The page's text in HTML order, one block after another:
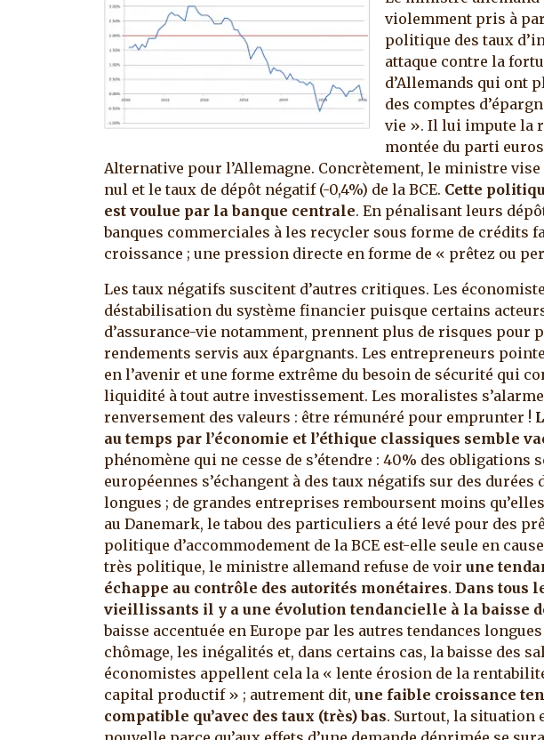
violemment pris à
politique des taux
attaque contre la
d’Allemands qui ont
des comptes
vie ». Il lui impute la
montée du parti
Alternative pour l’Allemagne. Concrètement, le ministre
nul et le taux de dépôt négatif (-0,4%) de la BCE. Cette
est voulue par la banque centrale. En pénalisant leurs
banques commerciales à les recycler sous forme de crédits
croissance ; une pression directe en forme de « prêtez ou
Les taux négatifs suscitent d’autres critiques. Les
déstabilisation du système financier puisque certains
d’assurance-vie notamment, prennent plus de risques pour
rendements servis aux épargnants. Les entrepreneurs
en l’avenir et une forme extrême du besoin de sécurité qui
liquidité à tout autre investissement. Les moralistes
renversement des valeurs : être rémunéré pour emprunter !
au temps par l’économie et l’éthique classiques semble
phénomène qui ne cesse de s’étendre : 40% des obligations
européennes s’échangent à des taux négatifs sur des durées
longues ; de grandes entreprises remboursent moins
au Danemark, le tabou des particuliers a été levé pour des
politique d’accommodement de la BCE est-elle seule en
très politique, le ministre allemand refuse de voir une
échappe au contrôle des autorités monétaires. Dans tous
vieillissants il y a une évolution tendancielle à la baisse
baisse accentuée en Europe par les autres tendances
chômage, les inégalités et, dans certains cas, la baisse des
économistes appellent cela la « lente érosion de la
capital productif » ; autrement dit, une faible croissance
compatible qu’avec des taux (très) bas. Surtout, la situation